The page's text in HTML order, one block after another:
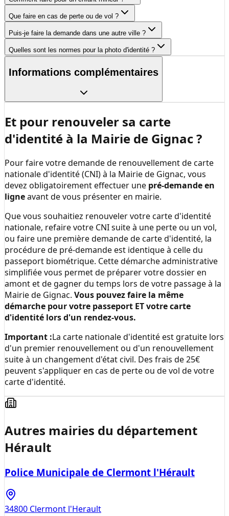
Que faire en cas de perte ou de vol ?
Puis-je faire la demande dans une autre ville ?
Quelles sont les normes pour la photo d'identité ?
Informations complémentaires
Et pour renouveler sa carte
d'identité à la Mairie de Gignac?
Pour faire votre demande de renouvellement de carte
nationale d'identité (CNI) à la Mairie de Gignac, vous
devez obligatoirement effectuer une pré-demande en
ligneavant de vous présenter en mairie.
Que vous souhaitiez renouveler votre carte d'identité
nationale, refaire votre CNI suite à une perte ou un vol,
ou faire une première demande de carte d'identité, la
procédure de pré-demande est identique à celle du
passeport biométrique. Cette démarche administrative
simplifiée vous permet de préparer votre dossier en
amont et de gagner du temps lors de votre passage à la
Mairie de Gignac. Vous pouvez faire la même
démarche pour votre passeport ET votre carte
d'identité lors d'un rendez-vous.
Important :La carte nationale d'identité est gratuite lors
d'un premier renouvellement ou d'un renouvellement
suite à un changement d'état civil. Des frais de 25€
peuvent s'appliquer en cas de perte ou de vol de votre
carte d'identité.
Autres mairies du département
Hérault
Police Municipale de Clermont l'Hérault
34800 Clermont l'Herault